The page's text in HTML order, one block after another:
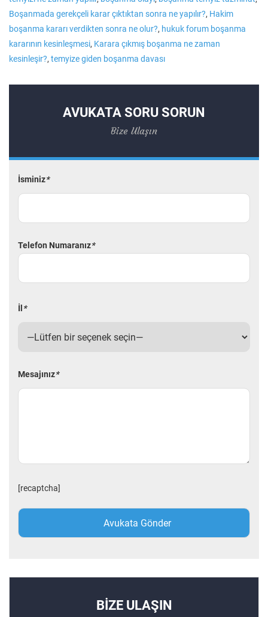
Boşanmada gerekçeli karar çıktıktan sonra ne yapılır?, Hakim
boşanma kararı verdikten sonra ne olur?, hukuk forum boşanma
kararının kesinleşmesi, Karara çıkmış boşanma ne zaman
kesinleşir?, temyize giden boşanma davası
AVUKATA SORU SORUN
Bize Ulaşın
İsminiz*
Telefon Numaranız*
İl *
Mesajınız*
[recaptcha]
BİZE ULAŞIN